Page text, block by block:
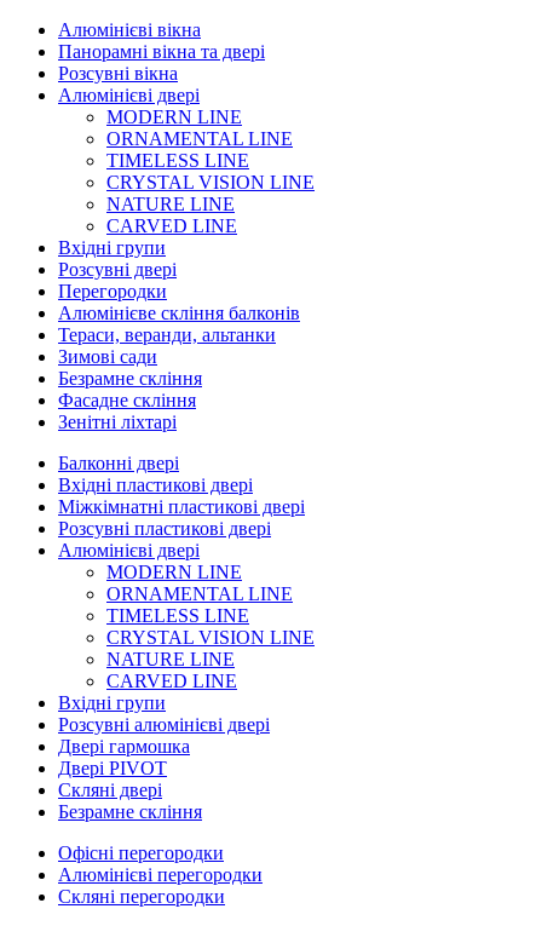
Алюмінієві вікна
Панорамні вікна та двері
Розсувні вікна
Алюмінієві двері
MODERN LINE
ORNAMENTAL LINE
TIMELESS LINE
CRYSTAL VISION LINE
NATURE LINE
CARVED LINE
Вхідні групи
Розсувні двері
Перегородки
Алюмінієве скління балконів
Тераси, веранди, альтанки
Зимові сади
Безрамне скління
Фасадне скління
Зенітні ліхтарі
Балконні двері
Вхідні пластикові двері
Міжкімнатні пластикові двері
Розсувні пластикові двері
Алюмінієві двері
MODERN LINE
ORNAMENTAL LINE
TIMELESS LINE
CRYSTAL VISION LINE
NATURE LINE
CARVED LINE
Вхідні групи
Розсувні алюмінієві двері
Двері гармошка
Двері PIVOT
Скляні двері
Безрамне скління
Офісні перегородки
Алюмінієві перегородки
Скляні перегородки